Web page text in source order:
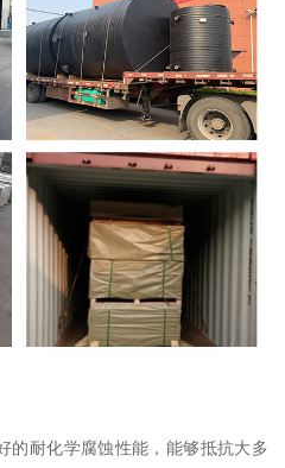
的耐化学腐蚀性能，能够抵抗大多